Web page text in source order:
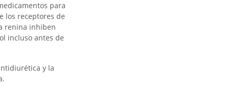
para
los receptores de
renina inhiben
incluso antes de
y la